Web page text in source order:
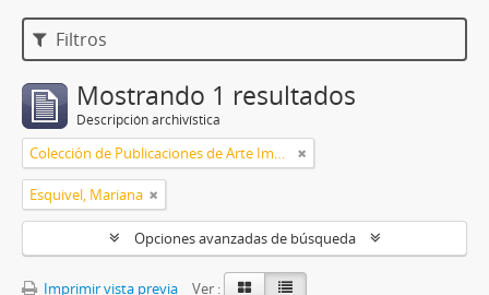
Filtros
Mostrando 1 resultados
Descripción archivística
Colección de Publicaciones de Arte Impreso
Esquivel, Mariana
Opciones avanzadas de búsqueda
Imprimir vista previa
Ver :